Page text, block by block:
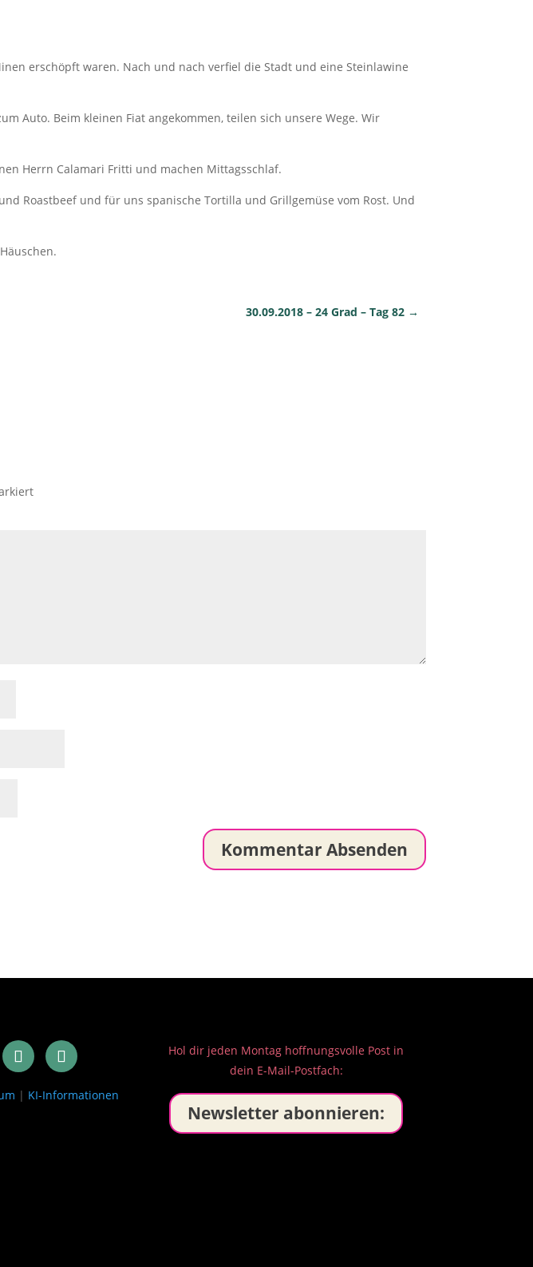
erschöpft waren. Nach und nach verfiel die Stadt und eine Steinlawine
Auto. Beim kleinen Fiat angekommen, teilen sich unsere Wege. Wir
Herrn Calamari Fritti und machen Mittagsschlaf.
Roastbeef und für uns spanische Tortilla und Grillgemüse vom Rost. Und
30.09.2018 – 24 Grad – Tag 82→
| KI-Informationen
Hol dir jeden Montag hoffnungsvolle Post in
dein E-Mail-Postfach:
Newsletter abonnieren: